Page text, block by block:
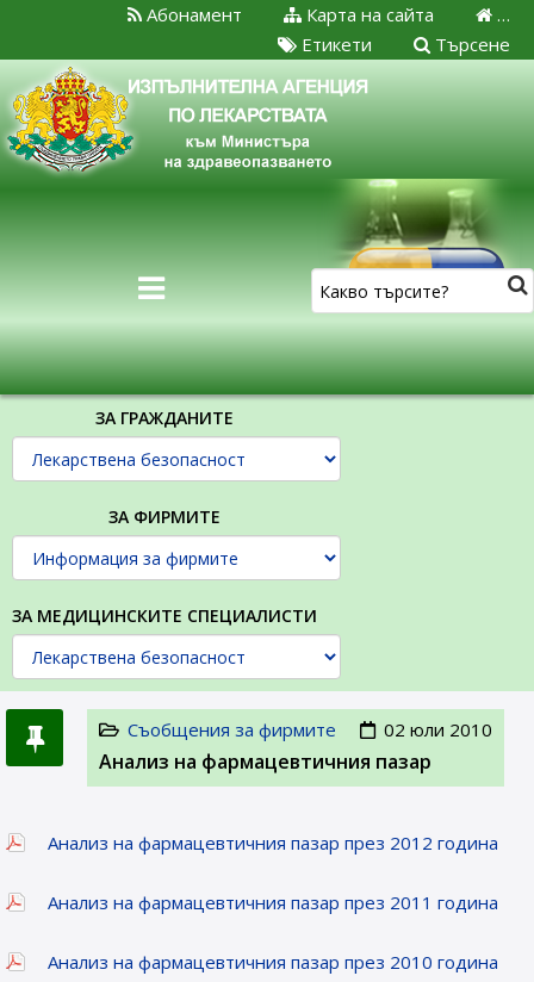
…
Карта на сайта
Абонамент
Търсене
Етикети
ЗА ГРАЖДАНИТЕ
ЗА ФИРМИТЕ
ЗА МЕДИЦИНСКИТЕ СПЕЦИАЛИСТИ
Съобщения за фирмите 02 юли 2010
Анализ на фармацевтичния пазар
Анализ на фармацевтичния пазар през 2012 година
Анализ на фармацевтичния пазар през 2011 година
Анализ на фармацевтичния пазар през 2010 година